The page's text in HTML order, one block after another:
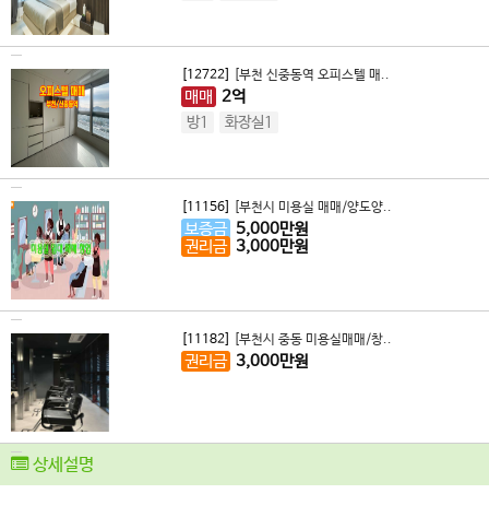
[12722] [부천 신중동역 오피스텔 매..
매매 2억
방1 화장실1
[11156] [부천시 미용실 매매/양도양..
보증금 5,000만원
권리금 3,000만원
[11182] [부천시 중동 미용실매매/창..
권리금 3,000만원
상세설명